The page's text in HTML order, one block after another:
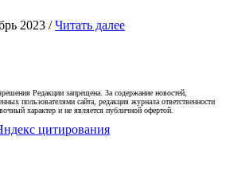
2023 /Читать далее
Редакции запрещена. За содержание новостей,
пользователями сайта, редакция журнала ответственности
характер и не является публичной офертой.